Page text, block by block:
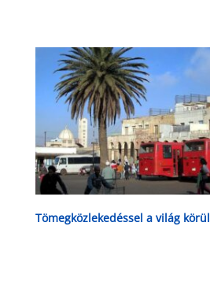
Tömegközlekedéssel a világ körül